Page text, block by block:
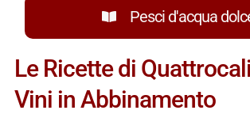
Pesci d'acqua
Le Ricette di
Vini in Abbinamento